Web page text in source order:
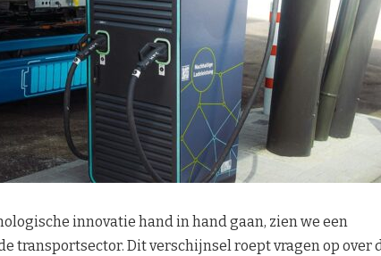
innovatie hand in hand gaan, zien we een
transportsector. Dit verschijnsel roept vragen op over